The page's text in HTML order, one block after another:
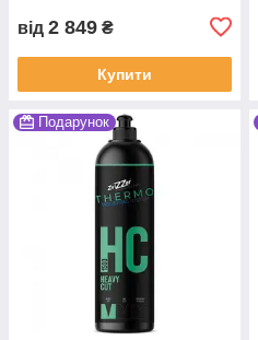
від 2 849 ₴
Купити
Подарунок